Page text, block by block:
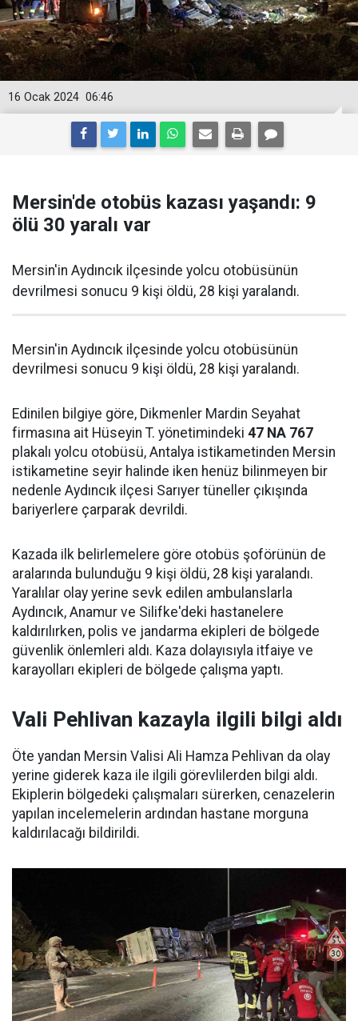
06:46
16 Ocak 2024
Mersin'de otobüs kazası yaşandı: 9
ölü 30 yaralı var
Mersin'in Aydıncık ilçesinde yolcu otobüsünün
devrilmesi sonucu 9 kişi öldü, 28 kişi yaralandı.
Mersin'in Aydıncık ilçesinde yolcu otobüsünün
devrilmesi sonucu 9 kişi öldü, 28 kişi yaralandı.
Edinilen bilgiye göre, Dikmenler Mardin Seyahat
firmasına ait Hüseyin T. yönetimindeki 47 NA 767
plakalı yolcu otobüsü, Antalya istikametinden Mersin
istikametine seyir halinde iken henüz bilinmeyen bir
nedenle Aydıncık ilçesi Sarıyer tüneller çıkışında
bariyerlere çarparak devrildi.
Kazada ilk belirlemelere göre otobüs şoförünün de
aralarında bulunduğu 9 kişi öldü, 28 kişi yaralandı.
Yaralılar olay yerine sevk edilen ambulanslarla
Aydıncık, Anamur ve Silifke'deki hastanelere
kaldırılırken, polis ve jandarma ekipleri de bölgede
güvenlik önlemleri aldı. Kaza dolayısıyla itfaiye ve
karayolları ekipleri de bölgede çalışma yaptı.
Vali Pehlivan kazayla ilgili bilgi aldı
Öte yandan Mersin Valisi Ali Hamza Pehlivan da olay
yerine giderek kaza ile ilgili görevlilerden bilgi aldı.
Ekiplerin bölgedeki çalışmaları sürerken, cenazelerin
yapılan incelemelerin ardından hastane morguna
kaldırılacağı bildirildi.